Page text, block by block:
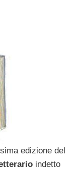
edizione del
indetto